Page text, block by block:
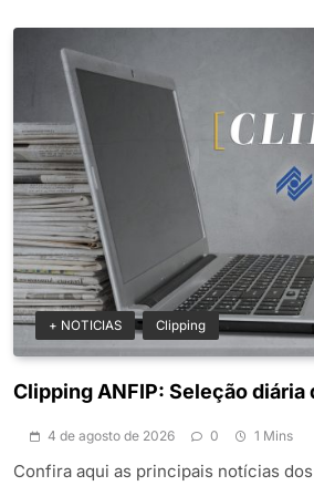
+ NOTICIAS Clipping
Clipping ANFIP: Seleção diária
4 de agosto de 2026 0 1 Mins
Confira aqui as principais notícias